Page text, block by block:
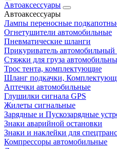
Автоаксессуары
Автоаксессуары
Лампы переносные
Огнетушители автомобильные
Пневматические шланги
Прикуриватель автомобильный
Стяжки для груза
Трос тента, комплектующие
Шланг подкачки,
Аптечки автомобильные
Глушилки сигнала GPS
Жилеты сигнальные
Зарядные и Пускозарядные
Знаки аварийной остановки
Знаки и наклейки для
Компрессоры автомобильные